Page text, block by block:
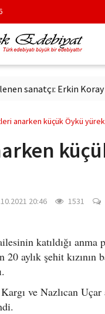
Erkin Koray
anarken küçük Öykü
20:46 1531
katıldığı
aylık şehit kızının
ve Nazlıcan